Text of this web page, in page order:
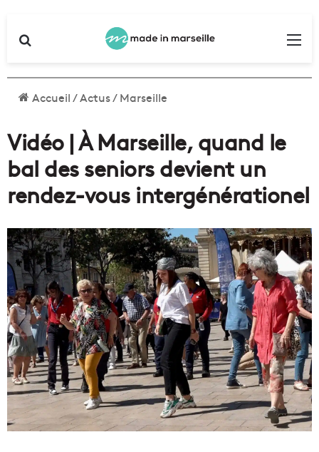
Accueil/Actus/Marseille
Vidéo | À Marseille, quand le
bal des seniors devient un
rendez-vous intergénérationel